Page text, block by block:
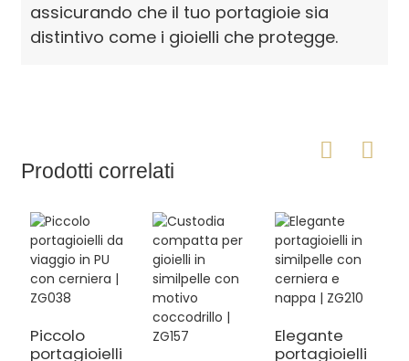
assicurando che il tuo portagioie sia
distintivo come i gioielli che protegge.
Prodotti correlati
Piccolo
portagioielli
Elegante
portagioielli